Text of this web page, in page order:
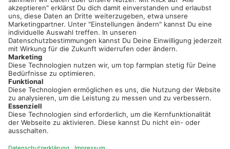
Sei immer auf dem Laufenden!
Neue Features, spannende Tipps und hilfreiche Anleitungen!
Registriere dich kostenlos!
einfach und bequem!